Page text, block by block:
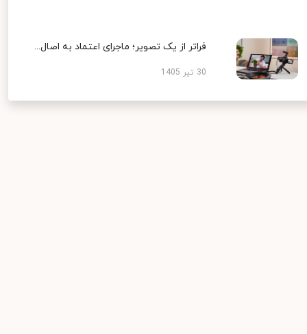
فراتر از یک تصویر؛ ماجرای اعتماد به اصال...
30 تیر 1405